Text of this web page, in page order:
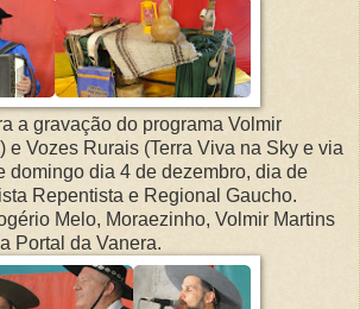
a gravação do programa Volmir
e Vozes Rurais (Terra Viva na Sky e via
domingo dia 4 de dezembro, dia de
Repentista e Regional Gaucho.
Melo, Moraezinho, Volmir Martins
Portal da Vanera.